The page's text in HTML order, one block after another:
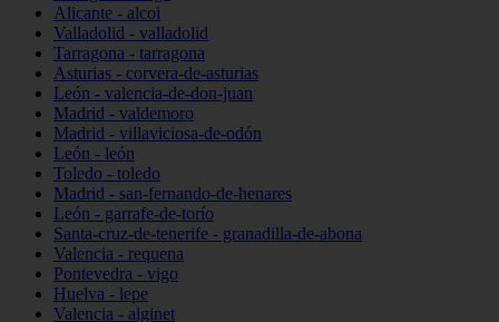
Alicante - alcoi
Valladolid - valladolid
Tarragona - tarragona
Asturias - corvera-de-asturias
León - valencia-de-don-juan
Madrid - valdemoro
Madrid - villaviciosa-de-odón
León - león
Toledo - toledo
Madrid - san-fernando-de-henares
León - garrafe-de-torío
Santa-cruz-de-tenerife - granadilla-de-abona
Valencia - requena
Pontevedra - vigo
Huelva - lepe
Valencia - alginet